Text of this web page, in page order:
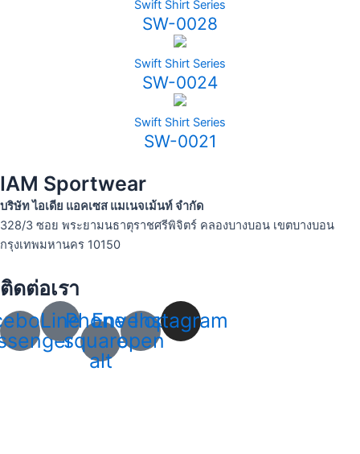
Swift Shirt Series
SW-0028
Swift Shirt Series
SW-0024
Swift Shirt Series
SW-0021
IAM Sportwear
บริษัท ไอเดีย แอคเซส แมเนจเม้นท์ จำกัด
328/3 ซอย พระยามนธาตุราชศรีพิจิตร์ คลองบางบอน เขตบางบอน
กรุงเทพมหานคร 10150
ติดต่อเรา
LinePhone-
square-
alt
Envelope-
open
Instagram